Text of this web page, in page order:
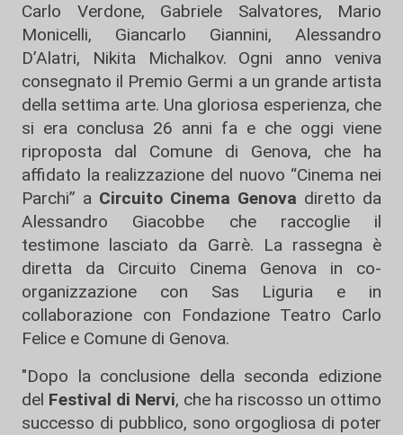
Carlo Verdone, Gabriele Salvatores, Mario
Monicelli, Giancarlo Giannini, Alessandro
D’Alatri, Nikita Michalkov. Ogni anno veniva
consegnato il Premio Germi a un grande artista
della settima arte. Una gloriosa esperienza, che
si era conclusa 26 anni fa e che oggi viene
riproposta dal Comune di Genova, che ha
affidato la realizzazione del nuovo “Cinema nei
Parchi” a Circuito Cinema Genova diretto da
Alessandro Giacobbe che raccoglie il
testimone lasciato da Garrè. La rassegna è
diretta da Circuito Cinema Genova in co-
organizzazione con Sas Liguria e in
collaborazione con Fondazione Teatro Carlo
Felice e Comune di Genova.
"Dopo la conclusione della seconda edizione
del Festival di Nervi, che ha riscosso un ottimo
successo di pubblico, sono orgogliosa di poter